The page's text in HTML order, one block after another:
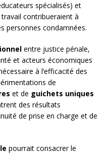
spécialisés) et
contribueraient à
personnes condamnées.
entre justice pénale,
et acteurs économiques
à l’efficacité des
de
et de guichets uniques
des résultats
de prise en charge et de
pourrait consacrer le